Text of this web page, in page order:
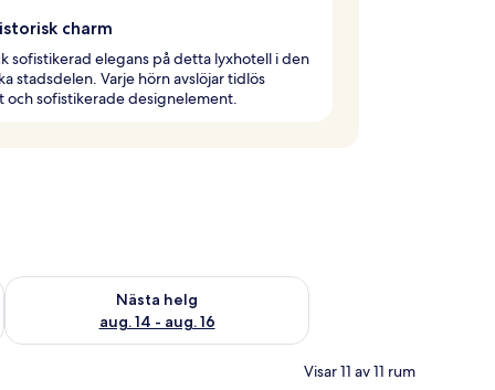
charm
sofistikerad elegans på detta lyxhotell i den
stadsdelen. Varje hörn avslöjar tidlös
och sofistikerade designelement.
aug. 7 - aug. 9
Nästa helg
aug. 14 - aug. 16
Kontrollera tillgängligheten för nästa helg aug. 14 - aug. 16
Visar 11 av 11 rum